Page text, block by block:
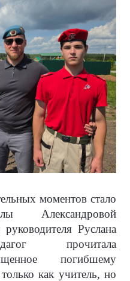
моментов стало
Александровой
Руслана
прочитала
погибшему
как учитель, но